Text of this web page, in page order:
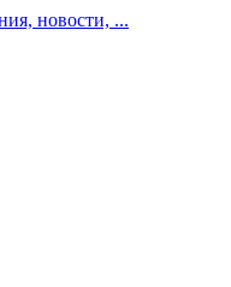
новости, ...